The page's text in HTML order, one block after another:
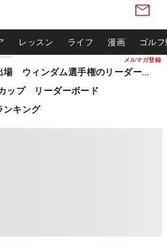
メルマガ登録
レッスン ライフ 漫画 ゴル
松山英樹ら出場 ウィンダム選手権のリーダーボード
ップ リーダーボード
ンキング